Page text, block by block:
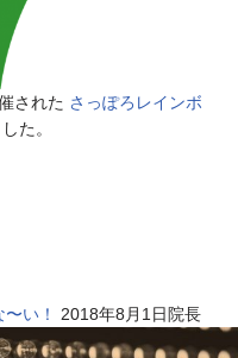
された さっぽろレインボ
た。
い！ 2018年8月1日院長